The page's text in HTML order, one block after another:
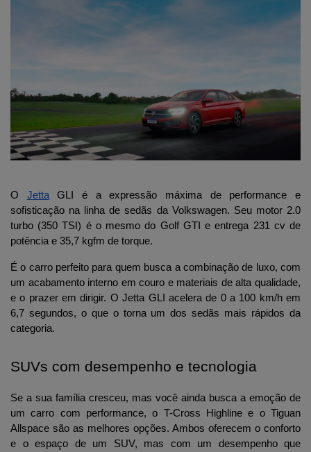
O Jetta GLI é a expressão máxima de performance e
sofisticação na linha de sedãs da Volkswagen. Seu motor 2.0
turbo (350 TSI) é o mesmo do Golf GTI e entrega 231 cv de
potência e 35,7 kgfm de torque.
É o carro perfeito para quem busca a combinação de luxo, com
um acabamento interno em couro e materiais de alta qualidade,
e o prazer em dirigir. O Jetta GLI acelera de 0 a 100 km/h em
6,7 segundos, o que o torna um dos sedãs mais rápidos da
categoria.
SUVs com desempenho e tecnologia
Se a sua família cresceu, mas você ainda busca a emoção de
um carro com performance, o T-Cross Highline e o Tiguan
Allspace são as melhores opções. Ambos oferecem o conforto
e o espaço de um SUV, mas com um desempenho que